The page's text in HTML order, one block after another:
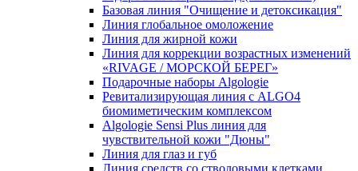
Базовая линия "Очищение и детоксикация"
Линия глобальное омоложение
Линия для жирной кожи
Линия для коррекции возрастных изменений
«RIVAGE / МОРСКОЙ БЕРЕГ»
Подарочные наборы Algologie
Ревитализирующая линия с ALGO4
биомиметическим комплексом
Algologie Sensi Plus линия для
чувcтвительной кожи "Дюны"
Линия для глаз и губ
Линия средств со стволовыми клетками